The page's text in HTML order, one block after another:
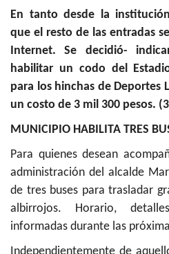
En tanto desde la
que el resto de las entradas
Internet. Se decidió-
habilitar un codo del
para los hinchas de Deportes
un costo de 3 mil 300 pesos.
MUNICIPIO HABILITA TRES
Para quienes desean
administración del alcalde
de tres buses para trasladar
albirrojos. Horario,
informadas durante las